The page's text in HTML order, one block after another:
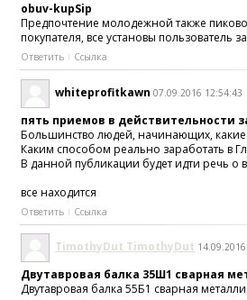
obuv-kupSip
Предпочтение молодежной также
покупателя, все установы
Ответить Ссылка
whiteprofitkawn 07.09.2016 12:54:43
пять приемов в действительности
Большинство людей, начинающих, какие
Каким способом реально заработать в
В данной публикации будет идти речь о
все находится
Ответить Ссылка
TimothyDut TimothyDut
Двутавровая балка 35Ш1 сварная
Двутавровая балка 55Б1 сварная